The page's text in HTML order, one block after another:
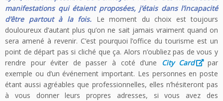
manifestations qui étaient proposées, j’étais dans l’incapacité
d’être partout à la fois. Le moment du choix est toujours
douloureux d’autant plus qu’on ne sait jamais vraiment quand on
sera amené à revenir. C’est pourquoi l’office du tourisme est un
point de départ pas si cliché que ça. Alors n’oubliez pas de vous y
rendre pour éviter de passer à coté d’une City Card
par
exemple ou d’un événement important. Les personnes en poste
étant aussi agréables que professionnelles, elles n’hésiteront pas
à vous donner leurs propres adresses, si vous avez des